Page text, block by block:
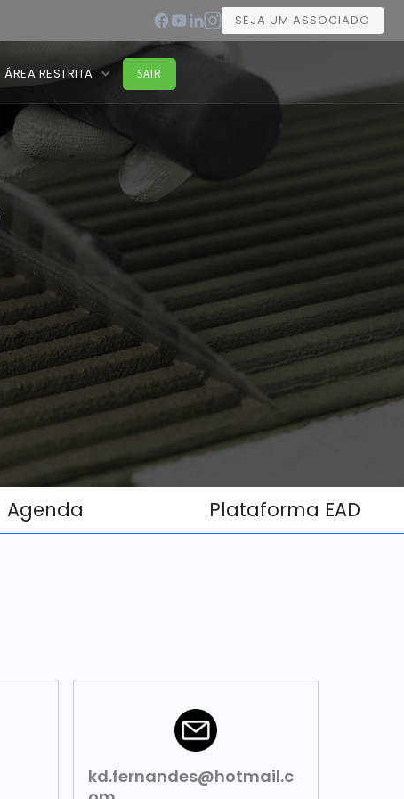
SEJA UM ASSOCIADO
ÁREA RESTRITA SAIR
Agenda Plataforma EAD
kd.fernandes@hotmail.c